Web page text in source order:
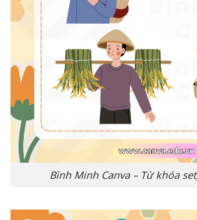
Bình Minh Canva – Từ khóa